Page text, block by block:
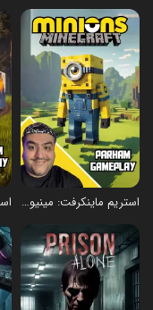
استریم ماینکرفت: مینیون‌ها - پرهام گیم پلی